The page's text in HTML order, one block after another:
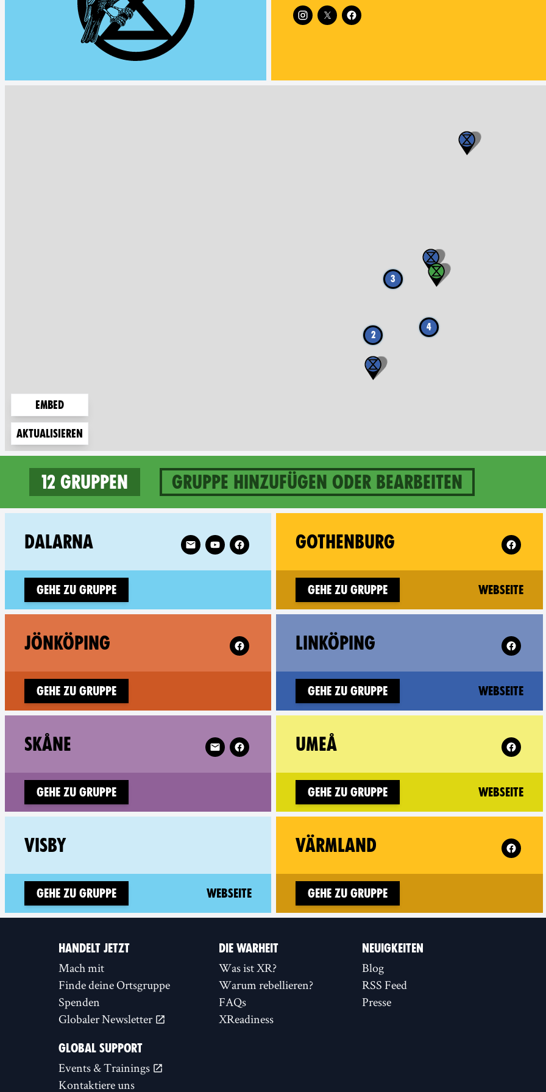
Follow XR Sweden on
4
3
2
Embed
Aktualisieren
12 Gruppen Gruppe hinzufügen oder bearbeiten
12 groups in Sweden
DALARNA Follow XR Dalarna on
Gehe zu Gruppe
GOTHENBURG Follow
Gehe zu Gruppe Webseite
JÖNKÖPING Follow XR Jönköping on
Gehe zu Gruppe
LINKÖPING Follow
Gehe zu Gruppe Webseite
SKÅNE Follow XR Skåne on
Gehe zu Gruppe
UMEÅ Follow
Gehe zu Gruppe Webseite
VISBY Follow XR Visby on
Gehe zu Gruppe Webseite(new window)
VÄRMLAND Follow
Gehe zu Gruppe
HANDELT JETZT
Mach mit
Finde deine Ortsgruppe
Spenden
Globaler Newsletter
DIE WARHEIT
Was ist XR?
Warum rebellieren?
FAQs
XReadiness
NEUIGKEITEN
Blog
RSS Feed
Presse
GLOBAL SUPPORT
Events & Trainings
Kontaktiere uns